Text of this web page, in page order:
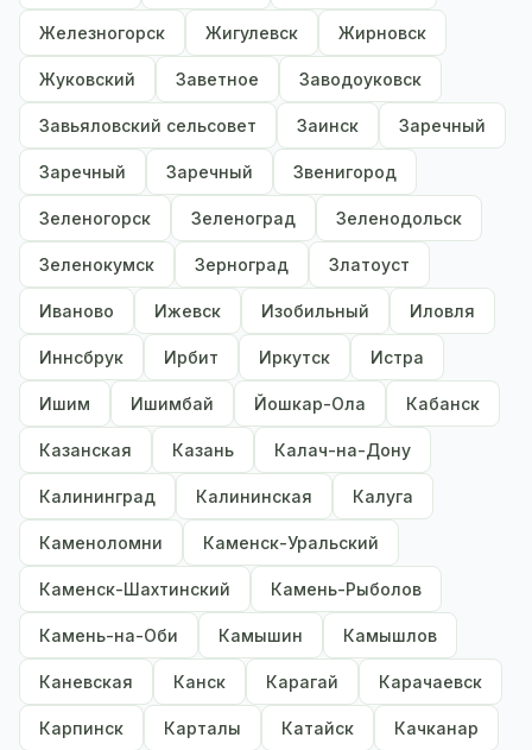
Железногорск Жигулевск Жирновск
Жуковский Заветное Заводоуковск
Завьяловский сельсовет Заинск Заречный
Заречный Заречный Звенигород
Зеленогорск Зеленоград Зеленодольск
Зеленокумск Зерноград Златоуст
Иваново Ижевск Изобильный Иловля
Иннсбрук Ирбит Иркутск Истра
Ишим Ишимбай Йошкар-Ола Кабанск
Казанская Казань Калач-на-Дону
Калининград Калининская Калуга
Каменоломни Каменск-Уральский
Каменск-Шахтинский Камень-Рыболов
Камень-на-Оби Камышин Камышлов
Каневская Канск Карагай Карачаевск
Карпинск Карталы Катайск Качканар